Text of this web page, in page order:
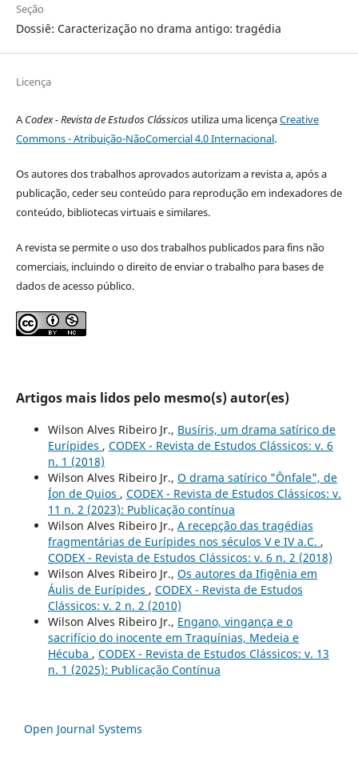
Seção
Dossiê: Caracterização no drama antigo: tragédia
Licença
ACodex - Revista de Estudos Clássicosutiliza uma licençaCreative
Commons - Atribuição-NãoComercial 4.0 Internacional.
Os autores dos trabalhos aprovados autorizam a revista a, após a
publicação, ceder seu conteúdo para reprodução em indexadores de
conteúdo, bibliotecas virtuais e similares.
A revista se permite o uso dos trabalhos publicados para fins não
comerciais, incluindo o direito de enviar o trabalho para bases de
dados de acesso público.
Artigos mais lidos pelo mesmo(s) autor(es)
Wilson Alves Ribeiro Jr., Busíris, um drama satírico de
Eurípides , CODEX - Revista de Estudos Clássicos: v. 6
n. 1 (2018)
Wilson Alves Ribeiro Jr., O drama satírico "Ônfale", de
Íon de Quios , CODEX - Revista de Estudos Clássicos: v.
11 n. 2 (2023): Publicação contínua
Wilson Alves Ribeiro Jr., A recepção das tragédias
fragmentárias de Eurípides nos séculos V e IV a.C. ,
CODEX - Revista de Estudos Clássicos: v. 6 n. 2 (2018)
Wilson Alves Ribeiro Jr., Os autores da Ifigênia em
Áulis de Eurípides , CODEX - Revista de Estudos
Clássicos: v. 2 n. 2 (2010)
Wilson Alves Ribeiro Jr., Engano, vingança e o
sacrifício do inocente em Traquínias, Medeia e
Hécuba , CODEX - Revista de Estudos Clássicos: v. 13
n. 1 (2025): Publicação Contínua
Open Journal Systems